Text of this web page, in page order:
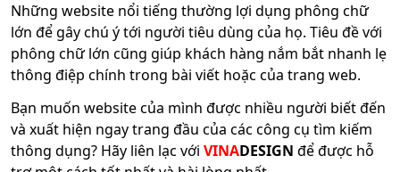
Những website nổi tiếng thường lợi dụng phông chữ
lớn để gây chú ý tới người tiêu dùng của họ. Tiêu đề với
phông chữ lớn cũng giúp khách hàng nắm bắt nhanh lẹ
thông điệp chính trong bài viết hoặc của trang web.
Bạn muốn website của mình được nhiều người biết đến
và xuất hiện ngay trang đầu của các công cụ tìm kiếm
thông dụng? Hãy liên lạc với VINADESIGN để được hỗ